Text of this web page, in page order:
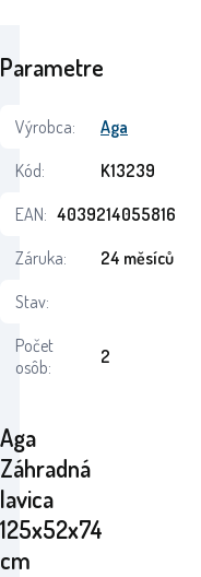
Aga
Záhradná
lavica
125x52x74
cm
Parametre
Výrobca:
Aga
Kód:
K13239
EAN: 4039214055816
Záruka:
24 měsíců
Stav:
Počet
osôb:
2